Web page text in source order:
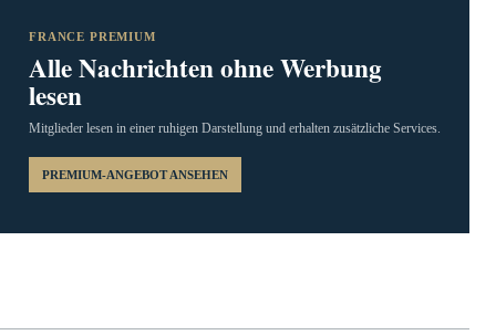
FRANCE PREMIUM
Alle Nachrichten ohne Werbung
lesen
Mitglieder lesen in einer ruhigen Darstellung und erhalten zusätzliche Services.
PREMIUM-ANGEBOT ANSEHEN